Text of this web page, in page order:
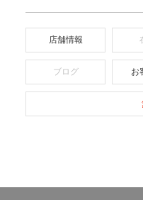
店舗情報
ブログ お